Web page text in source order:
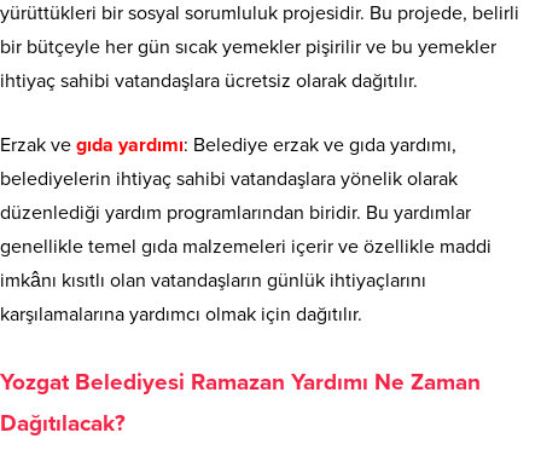
yürüttükleri bir sosyal sorumluluk projesidir. Bu projede, belirli
bir bütçeyle her gün sıcak yemekler pişirilir ve bu yemekler
ihtiyaç sahibi vatandaşlara ücretsiz olarak dağıtılır.
Erzak ve gıda yardımı: Belediye erzak ve gıda yardımı,
belediyelerin ihtiyaç sahibi vatandaşlara yönelik olarak
düzenlediği yardım programlarından biridir. Bu yardımlar
genellikle temel gıda malzemeleri içerir ve özellikle maddi
imkânı kısıtlı olan vatandaşların günlük ihtiyaçlarını
karşılamalarına yardımcı olmak için dağıtılır.
Yozgat Belediyesi Ramazan Yardımı Ne Zaman
Dağıtılacak?